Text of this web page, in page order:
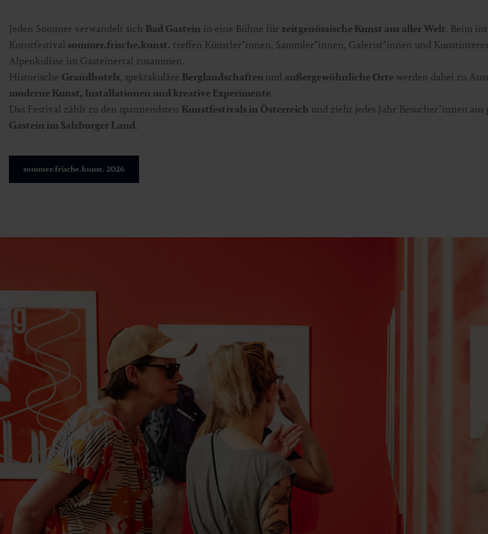
Jeden Sommer verwandelt sich Bad Gastein in eine Bühne für zeitgenössische Kunst aus aller Welt. Beim
Kunstfestival sommer.frische.kunst. treffen Künstler*innen, Sammler*innen, Galerist*innen und
Alpenkulisse im Gasteinertal zusammen.
Historische Grandhotels, spektakuläre Berglandschaften und außergewöhnliche Orte werden dabei zu
moderne Kunst, Installationen und kreative Experimente.
Das Festival zählt zu den spannendsten Kunstfestivals in Österreich und zieht jedes Jahr Besucher*innen aus
Gastein im Salzburger Land.
sommer.frische.kunst. 2026